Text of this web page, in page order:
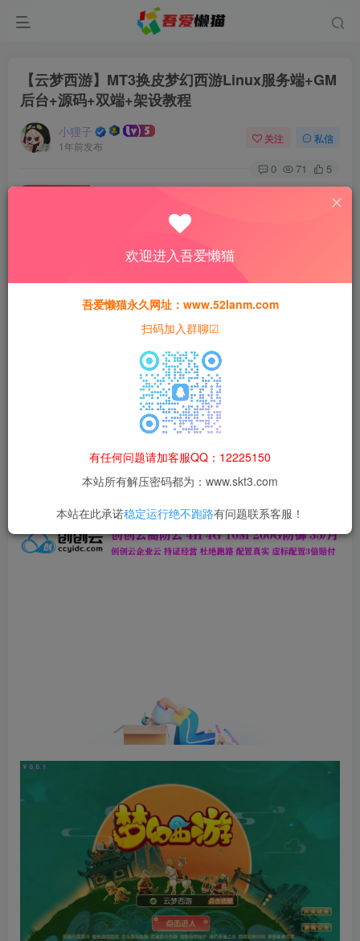
【云梦西游】MT3换皮梦幻西游Linux服务端+GM
后台+源码+双端+架设教程
小狸子
1年前发布
关注 私信
0 71 5
此内容为付费资源，请付费后查看
猫粮30
黄金会员猫粮15 钻石会员 免费
本站所有资源均为网络收集整理而来，仅供学习研究使用，请在下
载后24h内删除，谢谢合作！
本站资源仅用于学习交流，禁止商业运营与违法、侵权
果由使用者自行承担。
欢迎进入吾爱懒猫
吾爱懒猫永久网址：www.52lanm.com
扫码加入群聊☑
有任何问题请加客服QQ：12225150
本站所有解压密码都为：www.skt3.com
本站在此承诺稳定运行绝不跑路有问题联系客服！